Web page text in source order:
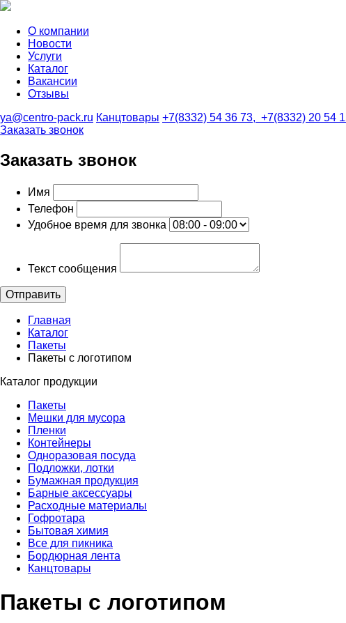
О компании
Новости
Услуги
Каталог
Вакансии
Отзывы
ya@centro-pack.ru Канцтовары +7(8332) 54 36 73, +7(8332) 20 54
Заказать звонок
Заказать звонок
Имя
Телефон
Удобное время для звонка
Текст сообщения
Отправить
Главная
Каталог
Пакеты
Пакеты с логотипом
Каталог продукции
Пакеты
Мешки для мусора
Пленки
Контейнеры
Одноразовая посуда
Подложки, лотки
Бумажная продукция
Барные аксессуары
Расходные материалы
Гофротара
Бытовая химия
Все для пикника
Бордюрная лента
Канцтовары
Пакеты с логотипом